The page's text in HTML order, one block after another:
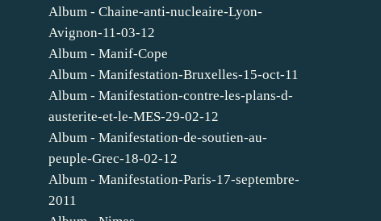
Album - Chaine-anti-nucleaire-Lyon-
Avignon-11-03-12
Album - Manif-Cope
Album - Manifestation-Bruxelles-15-oct-11
Album - Manifestation-contre-les-plans-d-
austerite-et-le-MES-29-02-12
Album - Manifestation-de-soutien-au-
peuple-Grec-18-02-12
Album - Manifestation-Paris-17-septembre-
2011